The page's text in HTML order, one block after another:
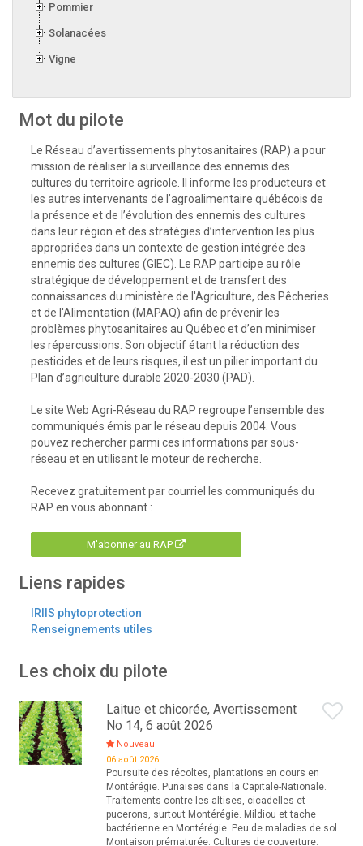
Pommier
Solanacées
Vigne
Mot du pilote
Le Réseau d’avertissements phytosanitaires (RAP) a pour
mission de réaliser la surveillance des ennemis des
cultures du territoire agricole. Il informe les producteurs et
les autres intervenants de l’agroalimentaire québécois de
la présence et de l’évolution des ennemis des cultures
dans leur région et des stratégies d’intervention les plus
appropriées dans un contexte de gestion intégrée des
ennemis des cultures (GIEC). Le RAP participe au rôle
stratégique de développement et de transfert des
connaissances du ministère de l'Agriculture, des Pêcheries
et de l'Alimentation (MAPAQ) afin de prévenir les
problèmes phytosanitaires au Québec et d’en minimiser
les répercussions. Son objectif étant la réduction des
pesticides et de leurs risques, il est un pilier important du
Plan d’agriculture durable 2020-2030 (PAD).
Le site Web Agri-Réseau du RAP regroupe l’ensemble des
communiqués émis par le réseau depuis 2004. Vous
pouvez rechercher parmi ces informations par sous-
réseau et en utilisant le moteur de recherche.
Recevez gratuitement par courriel les communiqués du
RAP en vous abonnant :
M'abonner au RAP
Liens rapides
IRIIS phytoprotection
Renseignements utiles
Les choix du pilote
Laitue et chicorée, Avertissement
No 14, 6 août 2026
Nouveau
06 août 2026
Poursuite des récoltes, plantations en cours en
Montérégie. Punaises dans la Capitale-Nationale.
Traitements contre les altises, cicadelles et
pucerons, surtout Montérégie. Mildiou et tache
bactérienne en Montérégie. Peu de maladies de sol.
Montaison prématurée. Cultures de couverture.